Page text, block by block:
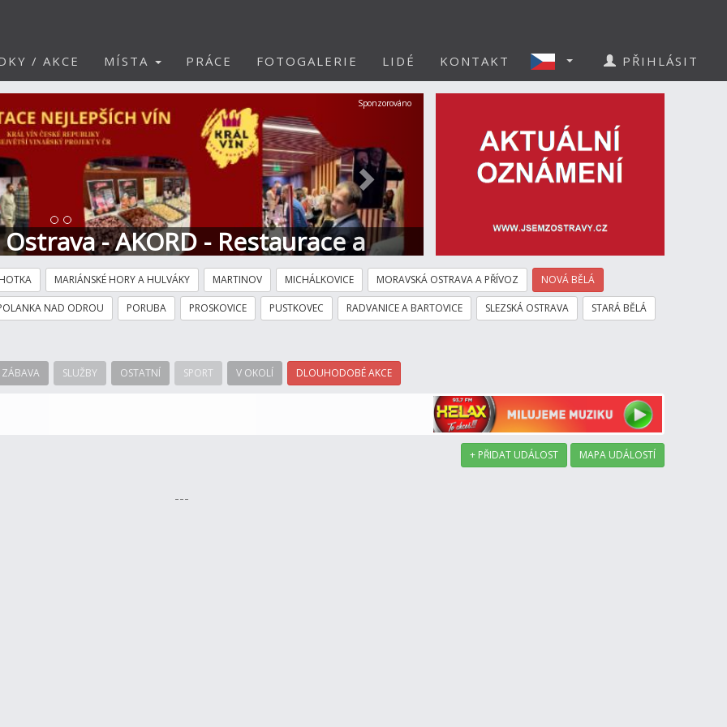
/ AKCE MÍSTA PRÁCE FOTOGALERIE LIDÉ KONTAKT PŘIHLÁSIT
- AKORD - Restaurace a
Další
Sponzorováno
MARIÁNSKÉ HORY A HULVÁKY MARTINOV MICHÁLKOVICE MORAVSKÁ OSTRAVA A PŘÍVOZ NOVÁ BĚLÁ
NAD ODROU PORUBA PROSKOVICE PUSTKOVEC RADVANICE A BARTOVICE SLEZSKÁ OSTRAVA STARÁ BĚLÁ
ZÁBAVA SLUŽBY OSTATNÍ SPORT V OKOLÍ DLOUHODOBÉ AKCE
+ PŘIDAT UDÁLOST MAPA UDÁLOSTÍ
---